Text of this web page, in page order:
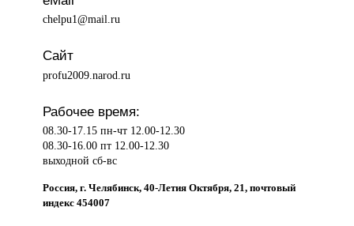
chelpu1@mail.ru
Сайт
profu2009.narod.ru
Рабочее время:
08.30-17.15 пн-чт 12.00-12.30
08.30-16.00 пт 12.00-12.30
выходной сб-вс
Россия, г. Челябинск, 40-Летия Октября, 21, почтовый
индекс 454007